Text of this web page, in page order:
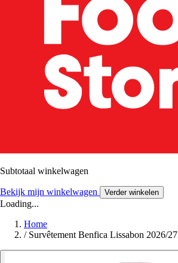
Subtotaal winkelwagen
Bekijk mijn winkelwagen Verder winkelen
Loading...
Home
/ Survêtement Benfica Lissabon 2026/27